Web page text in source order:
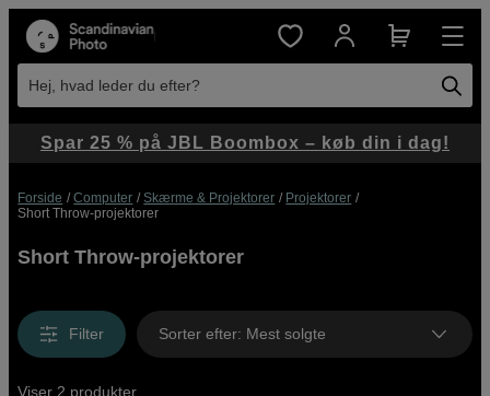
Hej, hvad leder du efter?
Forside Computer Skærme & Projektorer
Projektorer
Short Throw-projektorer
Short Throw-projektorer
Filter Sorter efter: Mest solgte
Viser 2 produkter
Spar 25 % på JBL Boombox – køb din i dag!